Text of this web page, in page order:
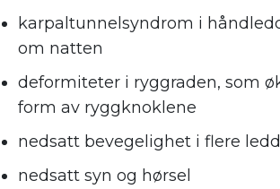
karpaltunnelsyndrom i
om natten
deformiteter i ryggraden, som
form av ryggknoklene
nedsatt bevegelighet i flere ledd
nedsatt syn og hørsel